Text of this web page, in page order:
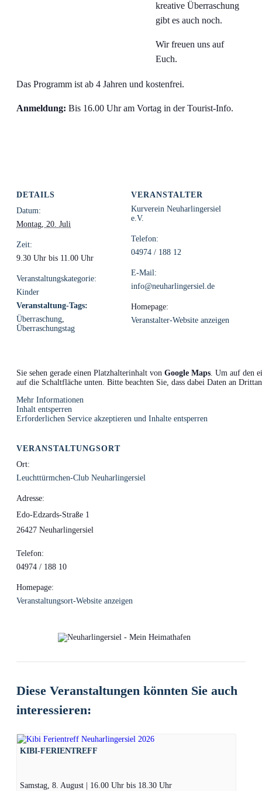
kreative Überraschung
gibt es auch noch.
Wir freuen uns auf
Euch.
Das Programm ist ab 4 Jahren und kostenfrei.
Anmeldung: Bis 16.00 Uhr am Vortag in der Tourist-Info.
DETAILS
Datum:
Montag, 20. Juli
Zeit:
9.30 Uhr bis 11.00 Uhr
Veranstaltungskategorie:
Kinder
Veranstaltung-Tags:
Überraschung
Überraschungstag
VERANSTALTER
Kurverein Neuharlingersiel
e.V.
Telefon:
04974 / 188 12
E-Mail:
info@neuharlingersiel.de
Homepage:
Veranstalter-Website anzeigen
VERANSTALTUNGSORT
Ort:
Leuchttürmchen-Club Neuharlingersiel
Adresse:
Edo-Edzards-Straße 1
26427 Neuharlingersiel
Telefon:
04974 / 188 10
Homepage:
Veranstaltungsort-Website anzeigen
Sie sehen gerade einen Platzhalterinhalt von Google Maps . Um auf den
auf die Schaltfläche unten. Bitte beachten Sie, dass dabei Daten an
Mehr Informationen
Inhalt entsperren
Erforderlichen Service akzeptieren und Inhalte entsperren
Diese Veranstaltungen könnten Sie auch
interessieren:
KIBI-FERIENTREFF
Samstag, 8. August | 16.00 Uhr bis 18.30 Uhr